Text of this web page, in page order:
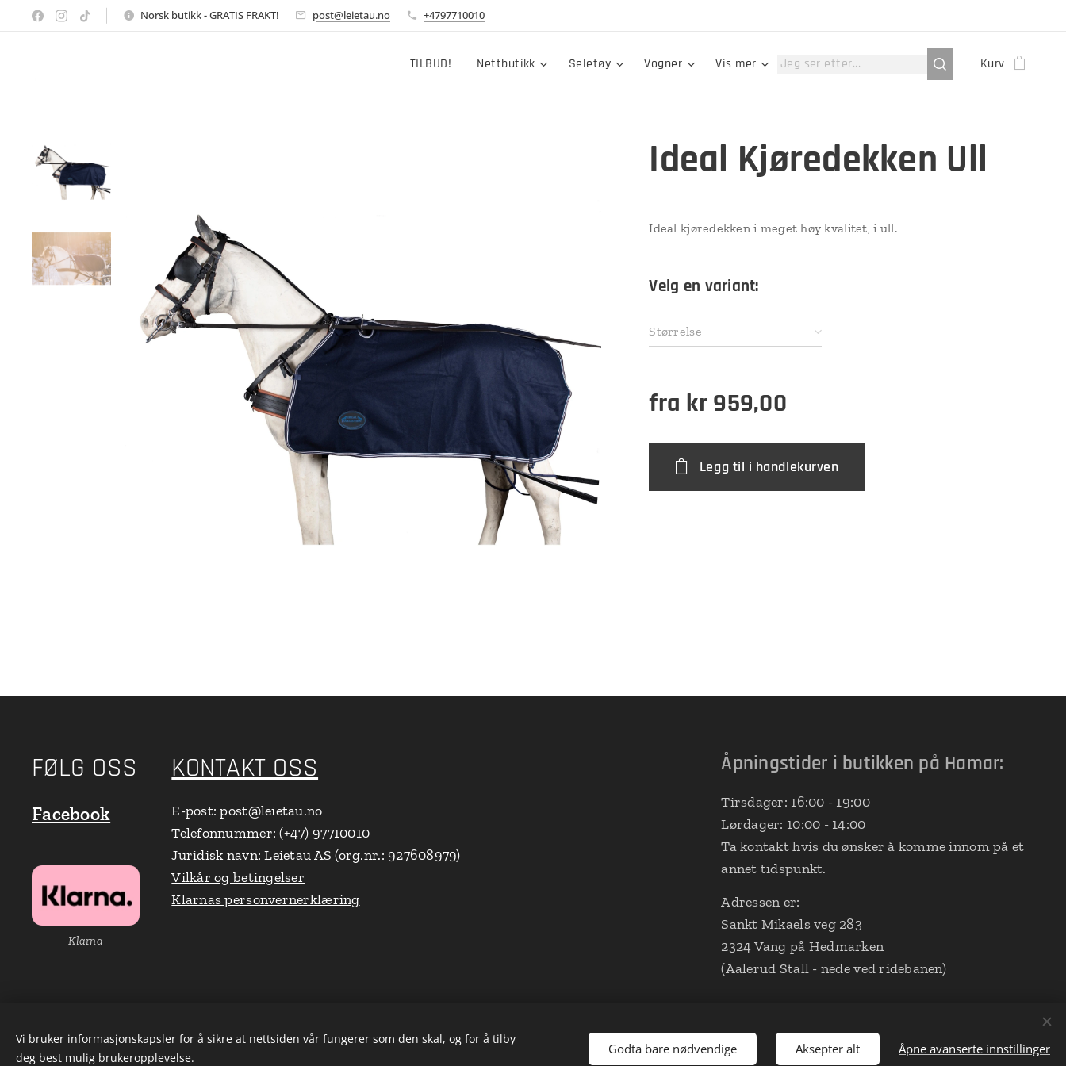
Norsk butikk - GRATIS FRAKT! post@leietau.no +4797710010
TILBUD! Nettbutikk Seletøy Vogner Vis mer Kurv
Ideal Kjøredekken Ull
Ideal kjøredekken i meget høy kvalitet, i ull.
Velg en variant:
Størrelse
fra kr959,00
Legg til i handlekurven
FØLG OSS
Facebook
Klarna
KONTAKT OSS
E-post: post@leietau.no
Telefonnummer: (+47) 97710010
Juridisk navn: Leietau AS (org.nr.: 927608979)
Vilkår og betingelser
Klarnas personvernerklæring
Åpningstider i butikken på Hamar:
Tirsdager: 16:00 - 19:00
Lørdager: 10:00 - 14:00
Ta kontakt hvis du ønsker å komme innom på et
annet tidspunkt.
Adressen er:
Sankt Mikaels veg 283
2324 Vang på Hedmarken
(Aalerud Stall - nede ved ridebanen)
Vi bruker informasjonskapsler for å sikre at nettsiden vår fungerer som den skal, og for å tilby
deg best mulig brukeropplevelse.
Godta bare nødvendige Aksepter alt Åpne avanserte innstillinger